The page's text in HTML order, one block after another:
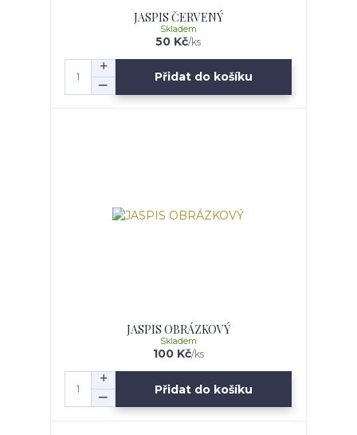
JASPIS ČERVENÝ
50 Kč/ks
Skladem
Přidat do košíku
JASPIS OBRÁZKOVÝ
100 Kč/ks
Skladem
Přidat do košíku